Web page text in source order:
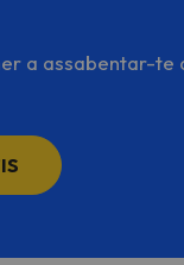
a assabentar-te